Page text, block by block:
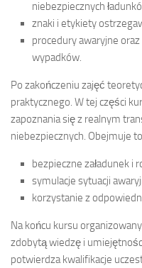
niebezpiecznych
znaki i etykiety
procedury awaryjne
wypadków.
Po zakończeniu zajęć
praktycznego. W tej części
zapoznania się z realnym
niebezpiecznych. Obejmuje
bezpieczne załadunek i
symulacje sytuacji
korzystanie z
Na końcu kursu
zdobytą wiedzę i
potwierdza kwalifikacje